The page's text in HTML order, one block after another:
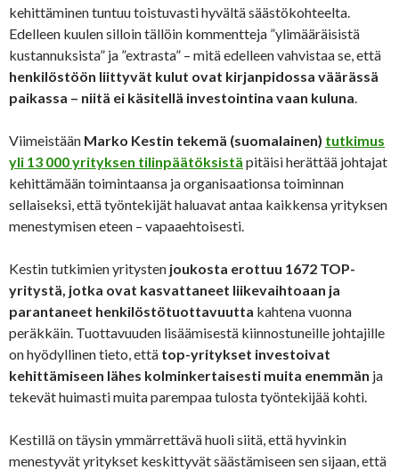
kehittäminen tuntuu toistuvasti hyvältä säästökohteelta.
Edelleen kuulen silloin tällöin kommentteja ”ylimääräisistä
kustannuksista” ja ”extrasta” – mitä edelleen vahvistaa se, että
henkilöstöön liittyvät kulut ovat kirjanpidossa väärässä
paikassa – niitä ei käsitellä investointina vaan kuluna
Viimeistään Marko Kestin tekemä (suomalainen) tutkimus
yli 13 000 yrityksen tilinpäätöksistä pitäisi herättää johtajat
kehittämään toimintaansa ja organisaationsa toiminnan
sellaiseksi, että työntekijät haluavat antaa kaikkensa yrityksen
menestymisen eteen – vapaaehtoisesti.
Kestin tutkimien yritysten joukosta erottuu 1672 TOP-
yritystä, jotka ovat kasvattaneet liikevaihtoaan ja
parantaneet henkilöstötuottavuutta kahtena vuonna
peräkkäin. Tuottavuuden lisäämisestä kiinnostuneille johtajille
on hyödyllinen tieto, että top-yritykset investoivat
kehittämiseen lähes kolminkertaisesti muita enemmän ja
tekevät huimasti muita parempaa tulosta työntekijää kohti.
Kestillä on täysin ymmärrettävä huoli siitä, että hyvinkin
menestyvät yritykset keskittyvät säästämiseen sen sijaan, että